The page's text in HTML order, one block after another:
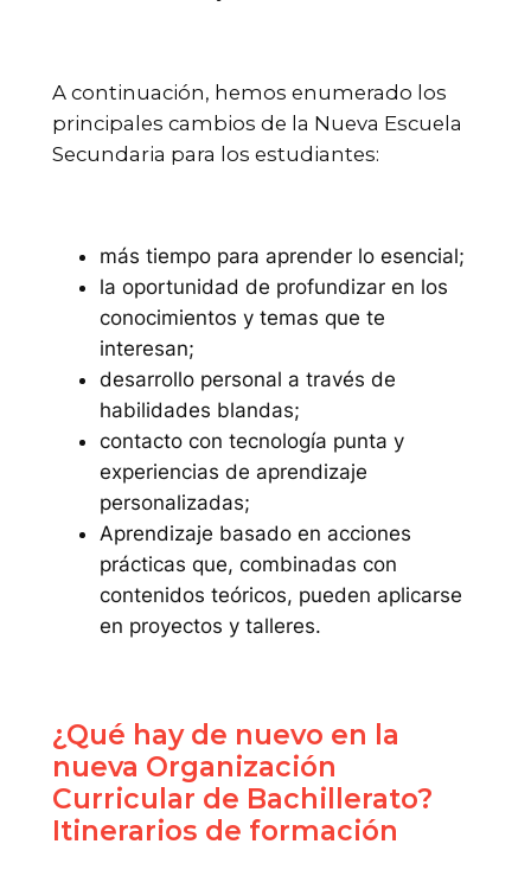
A continuación, hemos enumerado los
principales cambios de la Nueva Escuela
Secundaria para los estudiantes:
más tiempo para aprender lo esencial;
la oportunidad de profundizar en los
conocimientos y temas que te
interesan;
desarrollo personal a través de
habilidades blandas;
contacto con tecnología punta y
experiencias de aprendizaje
personalizadas;
Aprendizaje basado en acciones
prácticas que, combinadas con
contenidos teóricos, pueden aplicarse
en proyectos y talleres.
¿Qué hay de nuevo en la
nueva Organización
Curricular de Bachillerato?
Itinerarios de formación